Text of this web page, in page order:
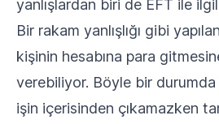
yanlışlardan biri de EFT ile
Bir rakam yanlışlığı gibi
kişinin hesabına para
verebiliyor. Böyle bir durumda
işin içerisinden çıkamazken